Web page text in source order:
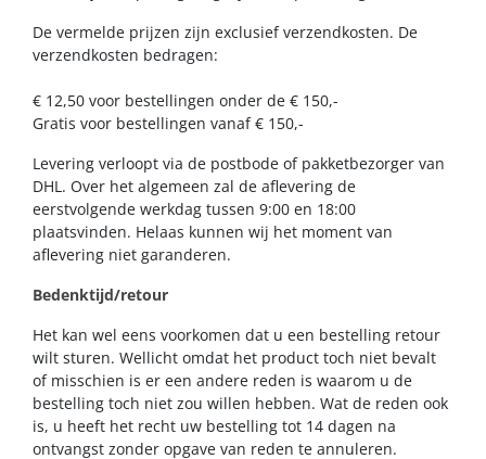
De vermelde prijzen zijn exclusief verzendkosten. De
verzendkosten bedragen:
€ 12,50 voor bestellingen onder de € 150,-
Gratis voor bestellingen vanaf € 150,-
Levering verloopt via de postbode of pakketbezorger van
DHL. Over het algemeen zal de aflevering de
eerstvolgende werkdag tussen 9:00 en 18:00
plaatsvinden. Helaas kunnen wij het moment van
aflevering niet garanderen.
Bedenktijd/retour
Het kan wel eens voorkomen dat u een bestelling retour
wilt sturen. Wellicht omdat het product toch niet bevalt
of misschien is er een andere reden is waarom u de
bestelling toch niet zou willen hebben. Wat de reden ook
is, u heeft het recht uw bestelling tot 14 dagen na
ontvangst zonder opgave van reden te annuleren.